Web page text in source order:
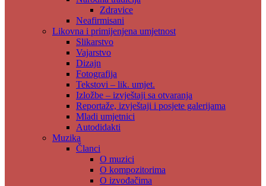
Zdravice
Neafirmisani
Likovna i primijenjena umjetnost
Slikarstvo
Vajarstvo
Dizajn
Fotografija
Tekstovi – lik. umjet.
Izložbe – izvještaji sa otvaranja
Reportaže, izvještaji i posjete galerijama
Mladi umjetnici
Autodidakti
Muzika
Članci
O muzici
O kompozitorima
O izvođačima